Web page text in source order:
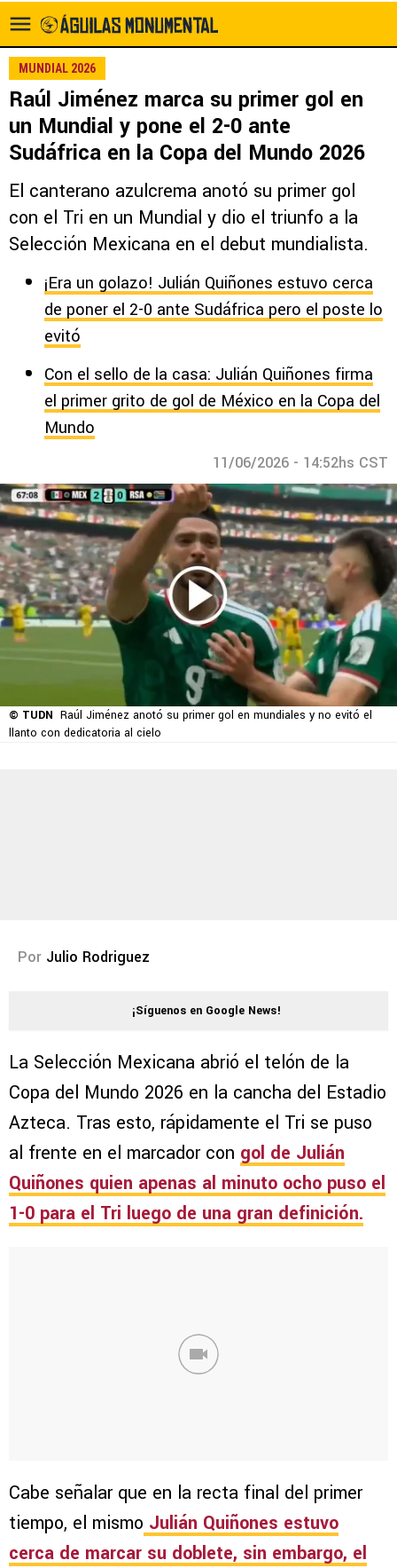
MUNDIAL 2026
Raúl Jiménez marca su primer gol en
un Mundial y pone el 2-0 ante
Sudáfrica en la Copa del Mundo 2026
El canterano azulcrema anotó su primer gol
con el Tri en un Mundial y dio el triunfo a la
Selección Mexicana en el debut mundialista.
¡Era un golazo! Julián Quiñones estuvo cerca
de poner el 2-0 ante Sudáfrica pero el poste lo
evitó
Con el sello de la casa: Julián Quiñones firma
el primer grito de gol de México en la Copa del
Mundo
11/06/2026 - 14:52hs CST
© TUDN Raúl Jiménez anotó su primer gol en mundiales y no evitó el
llanto con dedicatoria al cielo
Por Julio Rodriguez
¡Síguenos en Google News!
La Selección Mexicana abrió el telón de la
Copa del Mundo 2026 en la cancha del Estadio
Azteca. Tras esto, rápidamente el Tri se puso
al frente en el marcador con gol de Julián
Quiñones quien apenas al minuto ocho puso el
1-0 para el Tri luego de una gran definición.
Cabe señalar que en la recta final del primer
tiempo, el mismo Julián Quiñones estuvo
cerca de marcar su doblete, sin embargo, el